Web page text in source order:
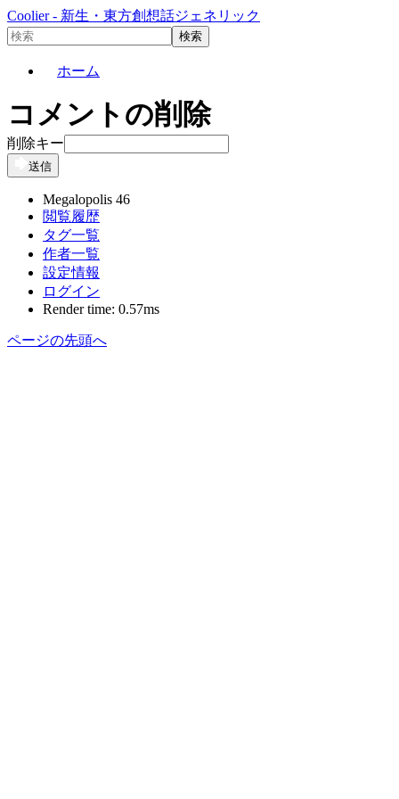
Coolier - 新生・東方創想話ジェネリック
ホーム
コメントの削除
削除キー
送信
Megalopolis 46
閲覧履歴
タグ一覧
作者一覧
設定情報
ログイン
Render time: 0.57ms
ページの先頭へ